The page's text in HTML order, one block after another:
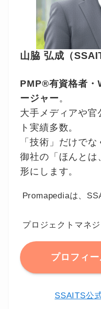
山脇 弘成（
PMP®有資格者・
ージャー。
大手メディアや官
ト実績多数。
「技術」だけで
御社の「ほんとは
形にします。
Promapediaは、
プロジェクトマネ
プロフィ
SSAITS公